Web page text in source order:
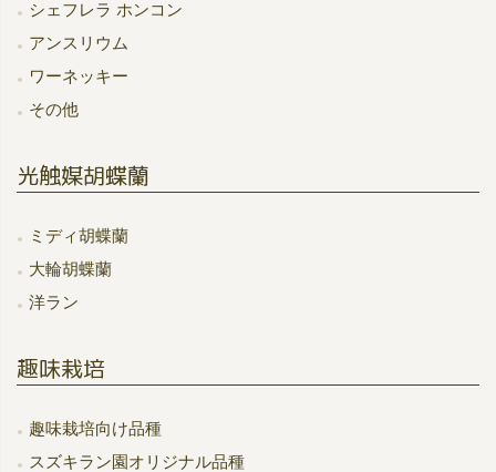
シェフレラ ホンコン
アンスリウム
ワーネッキー
その他
光触媒胡蝶蘭
ミディ胡蝶蘭
大輪胡蝶蘭
洋ラン
趣味栽培
趣味栽培向け品種
スズキラン園オリジナル品種